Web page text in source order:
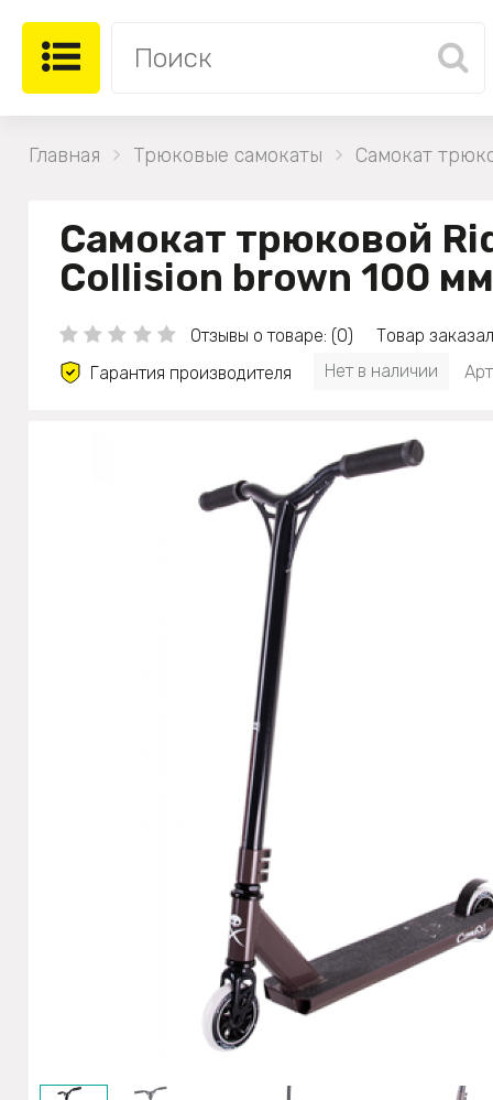
Главная Трюковые самокаты Самокат
Самокат трюковой
Collision brown 100 мм
Отзывы о товаре: (0)
Товар
Гарантия производителя
Нет в наличии